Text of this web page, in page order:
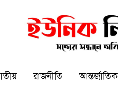
রাজনীতি আন্তর্জাতিক